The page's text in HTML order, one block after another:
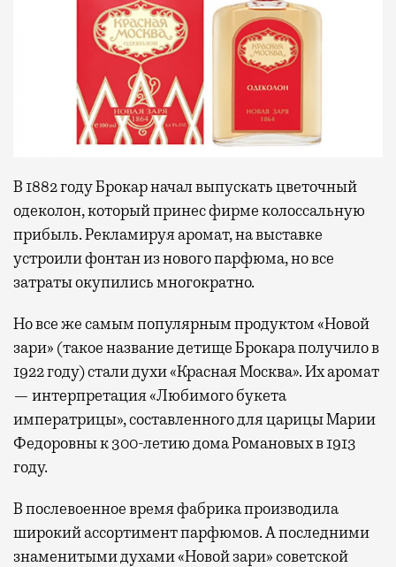
В 1882 году Брокар начал выпускать цветочный
одеколон, который принес фирме колоссальную
прибыль. Рекламируя аромат, на выставке
устроили фонтан из нового парфюма, но все
затраты окупились многократно.
Но все же самым популярным продуктом «Новой
зари» (такое название детище Брокара получило в
1922 году) стали духи «Красная Москва». Их аромат
— интерпретация «Любимого букета
императрицы», составленного для царицы Марии
Федоровны к 300-летию дома Романовых в 1913
году.
В послевоенное время фабрика производила
широкий ассортимент парфюмов. А последними
знаменитыми духами «Новой зари» советской